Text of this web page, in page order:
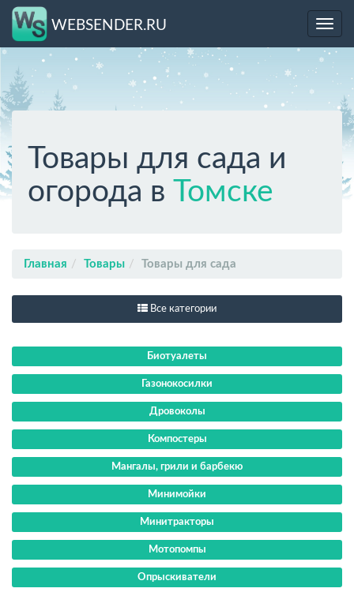
WEBSENDER.RU
Товары для сада и
огорода в Томске
Главная Товары Товары для сада
Все категории
Биотуалеты
Газонокосилки
Дровоколы
Компостеры
Мангалы, грили и барбекю
Минимойки
Минитракторы
Мотопомпы
Опрыскиватели